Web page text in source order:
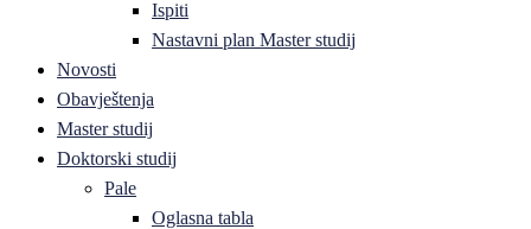
Ispiti
Nastavni plan Master studij
Novosti
Obavještenja
Master studij
Doktorski studij
Pale
Oglasna tabla